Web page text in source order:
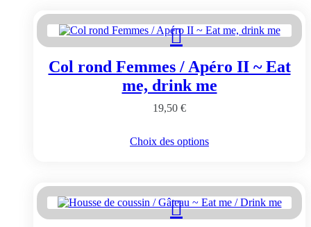
Col rond Femmes / Apéro II ~ Eat
me, drink me
19,50 €
Choix des options
Ce
Les
options